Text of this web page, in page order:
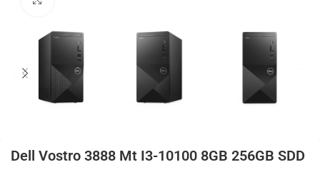
Dell Vostro 3888 Mt I3-10100 8GB 256GB SDD